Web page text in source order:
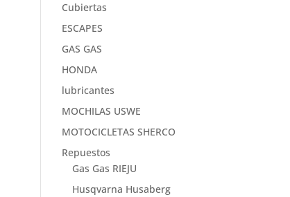
Cubiertas
ESCAPES
GAS GAS
HONDA
lubricantes
MOCHILAS USWE
MOTOCICLETAS SHERCO
Repuestos
Gas Gas RIEJU
Husqvarna Husaberg